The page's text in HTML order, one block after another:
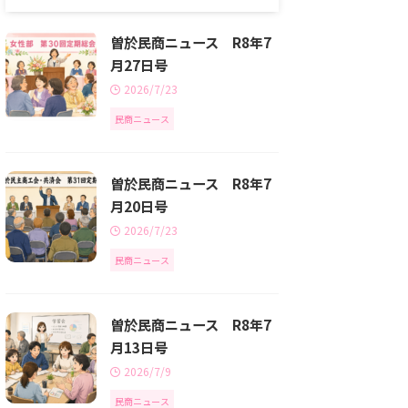
曽於民商ニュース R8年7
月27日号
2026/7/23
民商ニュース
曽於民商ニュース R8年7
月20日号
2026/7/23
民商ニュース
曽於民商ニュース R8年7
月13日号
2026/7/9
民商ニュース